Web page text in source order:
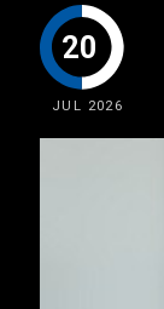
20
JUL 2026